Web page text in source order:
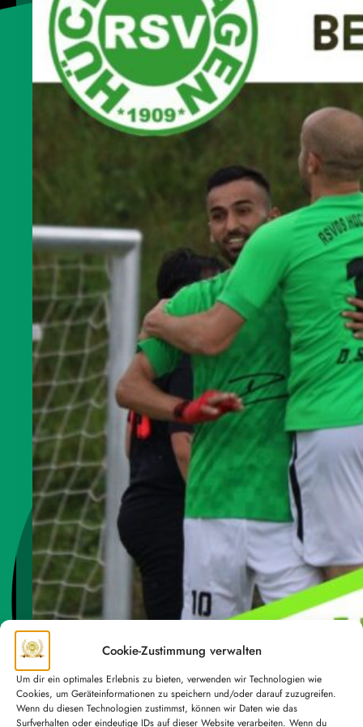
Cookie-Zustimmung verwalten
Um dir ein optimales Erlebnis zu bieten, verwenden wir Technologien wie
Cookies, um Geräteinformationen zu speichern und/oder darauf zuzugreifen.
Wenn du diesen Technologien zustimmst, können wir Daten wie das
Surfverhalten oder eindeutige IDs auf dieser Website verarbeiten. Wenn du